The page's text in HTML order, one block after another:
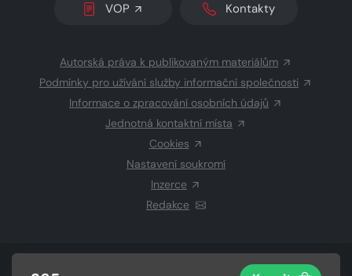
VOP Kontakty
Autorská práva k publikovaným materiálům
Podmínky pro užívání služby informační společnosti
Informace o zpracování osobních údajů
Jednotná kontaktní místa
Cookies
Nastavení soukromí
Inzerce
Redakce
CZECH NEWS CENTER a.s.a dodavatelé